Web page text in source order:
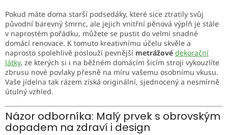
Pokud máte doma starší podsedáky, které sice ztratily svůj
původní barevný šmrnc, ale jejich vnitřní pěnová výplň je stále
v naprostém pořádku, můžete se pustit do velmi snadné
domácí renovace. K tomuto kreativnímu účelu skvěle a
naprosto spolehlivě poslouží pevnější metrážové dekorační
látky, ze kterých si i na běžném domácím šicím stroji vykouzlíte
zbrusu nové povlaky přesně na míru vašemu osobnímu vkusu.
Vaše jídelna tak rázem získá originální, sjednocený a nesmírně
útulný vzhled.
Názor odborníka: Malý prvek s obrovským
dopadem na zdraví i design